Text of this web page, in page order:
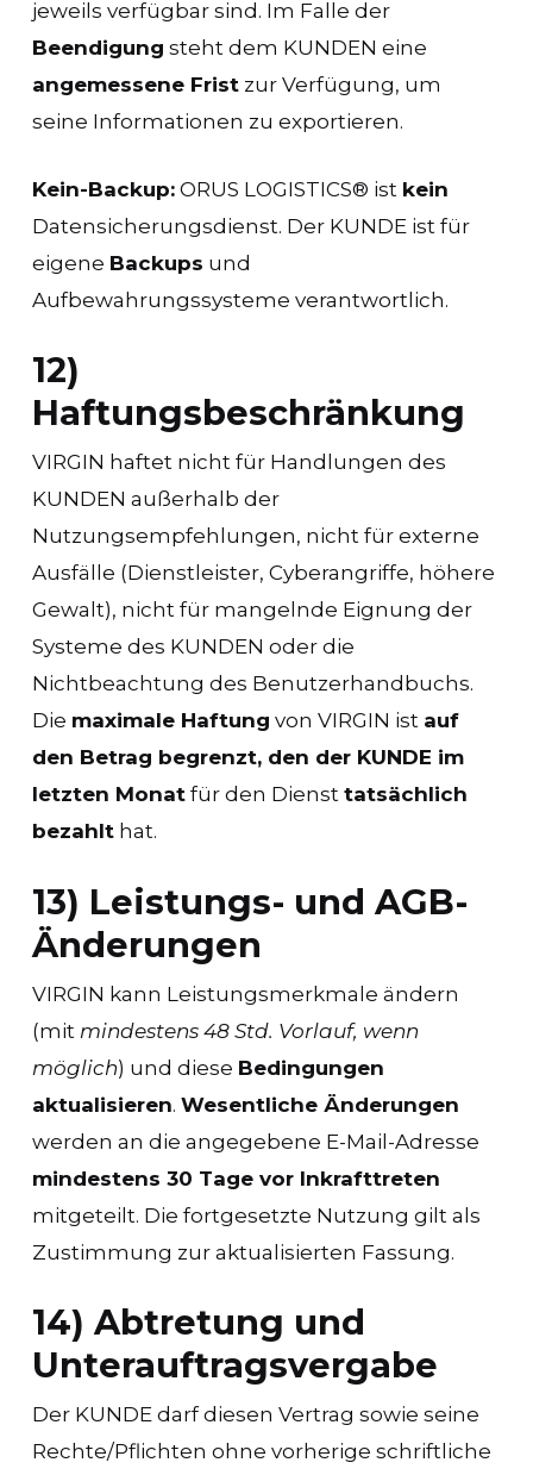
jeweils verfügbar sind. Im Falle der
Beendigung steht dem KUNDEN eine
angemessene Fristzur Verfügung, um
seine Informationen zu exportieren.
Kein-Backup:ORUS LOGISTICS® ist kein
Datensicherungsdienst. Der KUNDE ist für
eigene Backups und
Aufbewahrungssysteme verantwortlich.
12)
Haftungsbeschränkung
VIRGIN haftet nicht für Handlungen des
KUNDEN außerhalb der
Nutzungsempfehlungen, nicht für externe
Ausfälle (Dienstleister, Cyberangriffe, höhere
Gewalt), nicht für mangelnde Eignung der
Systeme des KUNDEN oder die
Nichtbeachtung des Benutzerhandbuchs.
Die maximale Haftung von VIRGIN ist auf
den Betrag begrenzt, den der KUNDE im
letzten Monatfür den Dienst tatsächlich
bezahlthat.
13) Leistungs- und AGB-
Änderungen
VIRGIN kann Leistungsmerkmale ändern
(mit mindestens 48 Std. Vorlauf, wenn
möglich) und diese Bedingungen
aktualisieren. Wesentliche Änderungen
werden an die angegebene E-Mail-Adresse
mindestens 30 Tage vor Inkrafttreten
mitgeteilt. Die fortgesetzte Nutzung gilt als
Zustimmung zur aktualisierten Fassung.
14) Abtretung und
Unterauftragsvergabe
Der KUNDE darf diesen Vertrag sowie seine
Rechte/Pflichten ohne vorherige schriftliche